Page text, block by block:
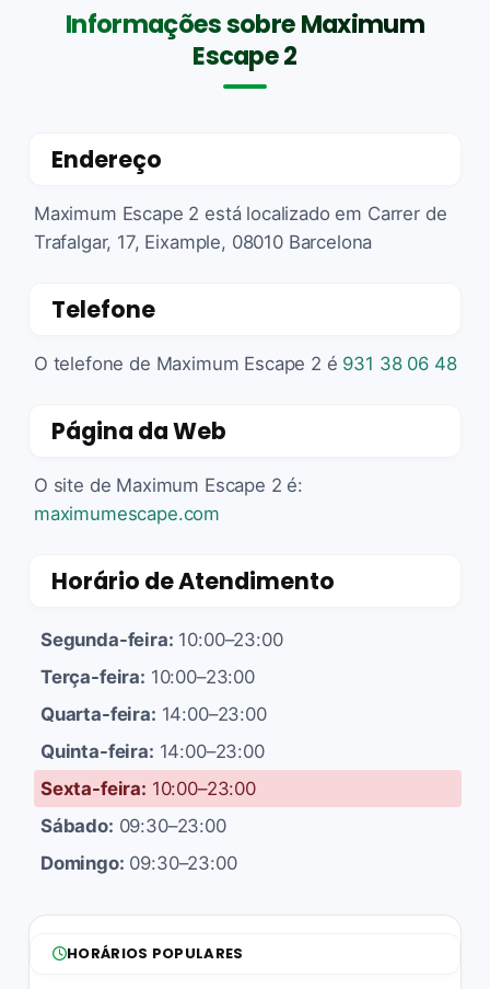
Informações sobre Maximum
Escape 2
Endereço
Maximum Escape 2 está localizado em Carrer de
Trafalgar, 17, Eixample, 08010 Barcelona
Telefone
O telefone de Maximum Escape 2 é 931 38 06 48
Página da Web
O site de Maximum Escape 2 é:
maximumescape.com
Horário de Atendimento
Segunda-feira: 10:00–23:00
Terça-feira: 10:00–23:00
Quarta-feira: 14:00–23:00
Quinta-feira: 14:00–23:00
Sexta-feira: 10:00–23:00
Sábado: 09:30–23:00
Domingo: 09:30–23:00
HORÁRIOS POPULARES